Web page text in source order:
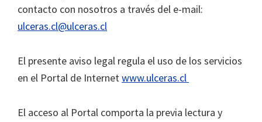
contacto con nosotros a través del e-mail:
ulceras.cl@ulceras.cl
El presente aviso legal regula el uso de los servicios
en el Portal de Internetwww.ulceras.cl
El acceso al Portal comporta la previa lectura y